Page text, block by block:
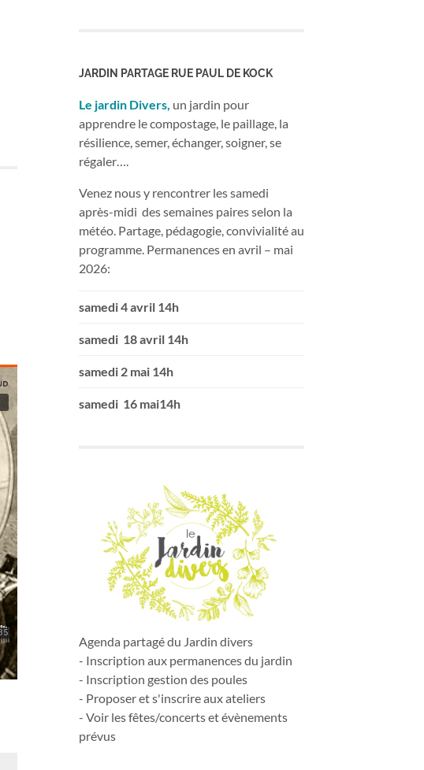
JARDIN PARTAGE RUE PAUL DE KOCK
Le jardin Divers, un jardin pour
apprendre le compostage, le paillage, la
résilience, semer, échanger, soigner, se
régaler….
Venez nous y rencontrer les samedi
après-midi des semaines paires selon la
météo. Partage, pédagogie, convivialité au
programme. Permanences en avril – mai
2026:
samedi 4 avril 14h
samedi 18 avril 14h
samedi 2 mai 14h
samedi 16 mai14h
Agenda partagé du Jardin divers
- Inscription aux permanences du jardin
- Inscription gestion des poules
- Proposer et s'inscrire aux ateliers
- Voir les fêtes/concerts et évènements
prévus